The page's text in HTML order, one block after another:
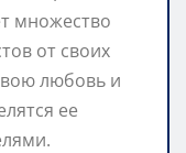
множество
от своих
любовь и
ее